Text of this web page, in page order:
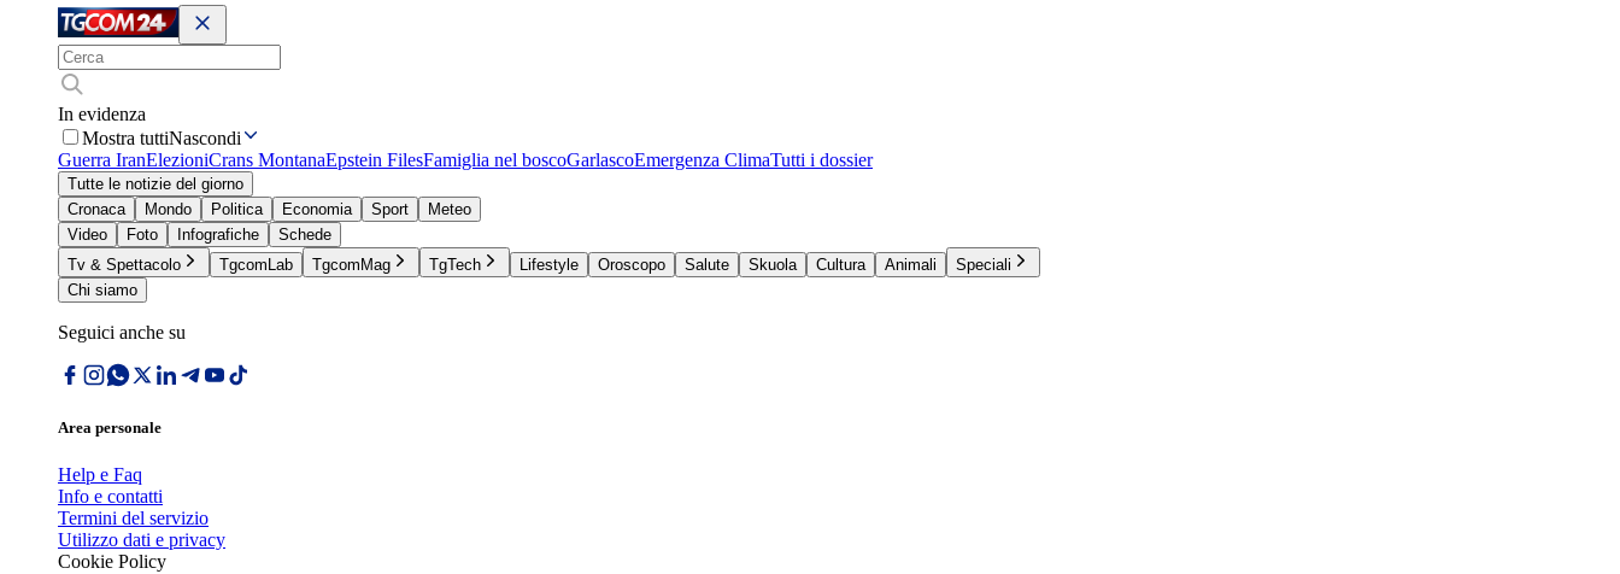
In evidenza
Mostra tuttiNascondi
Guerra IranElezioniCrans MontanaEpstein FilesFamiglia nel boscoGarlascoEmergenza ClimaTutti i dossier
Tutte le notizie del giorno
Cronaca
Mondo Politica Economia Sport
Meteo
Video
Foto Infografiche
Schede
Tv & Spettacolo
TgcomLab TgcomMag TgTech Lifestyle Oroscopo Salute Skuola Cultura Animali
Speciali
Chi siamo
Seguici anche su
Area personale
Help e Faq
Info e contatti
Termini del servizio
Utilizzo dati e privacy
Cookie Policy